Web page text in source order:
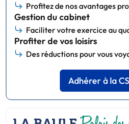
Profitez de nos avantages
Gestion du cabinet
Faciliter votre exercice au
Profiter de vos loisirs
Des réductions pour vous
Adhérer à la